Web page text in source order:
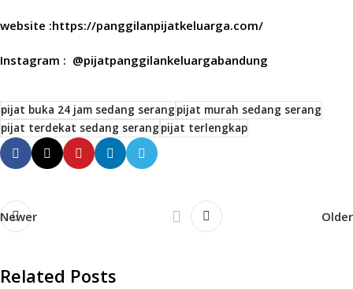
website :https://panggilanpijatkeluarga.com/
Instagram : @pijatpanggilankeluargabandung
pijat buka 24 jam sedang serangpijat murah sedang serang
pijat terdekat sedang serangpijat terlengkap
Newer Older
Related Posts